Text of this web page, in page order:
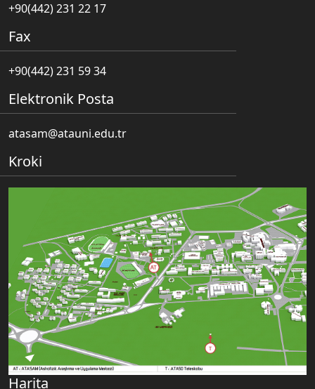
+90(442) 231 22 17
Fax
+90(442) 231 59 34
Elektronik Posta
atasam@atauni.edu.tr
Kroki
Harita